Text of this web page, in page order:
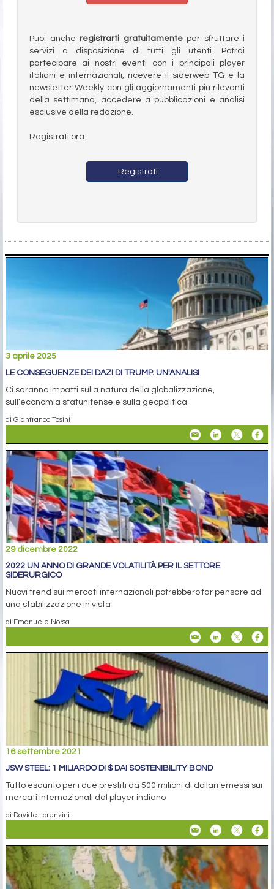
Puoi anche registrarti gratuitamenteper sfruttare i
servizi a disposizione di tutti gli utenti. Potrai
partecipare ai nostri eventi con i principali player
italiani e internazionali, ricevere il siderweb TG e la
newsletter Weekly con gli aggiornamenti più rilevanti
della settimana, accedere a pubblicazioni e analisi
esclusive della redazione.
Registrati ora.
Registrati
3 aprile 2025
LE CONSEGUENZE DEI DAZI DI TRUMP. UN'ANALISI
Ci saranno impatti sulla natura della globalizzazione,
sull’economia statunitense e sulla geopolitica
di Gianfranco Tosini
29 dicembre 2022
2022 UN ANNO DI GRANDE VOLATILITÀ PER IL SETTORE
SIDERURGICO
Nuovi trend sui mercati internazionali potrebbero far pensare ad
una stabilizzazione in vista
di Emanuele Norsa
16 settembre 2021
JSW STEEL: 1 MILIARDO DI $ DAI SOSTENIBILITY BOND
Tutto esaurito per i due prestiti da 500 milioni di dollari emessi sui
mercati internazionali dal player indiano
di Davide Lorenzini